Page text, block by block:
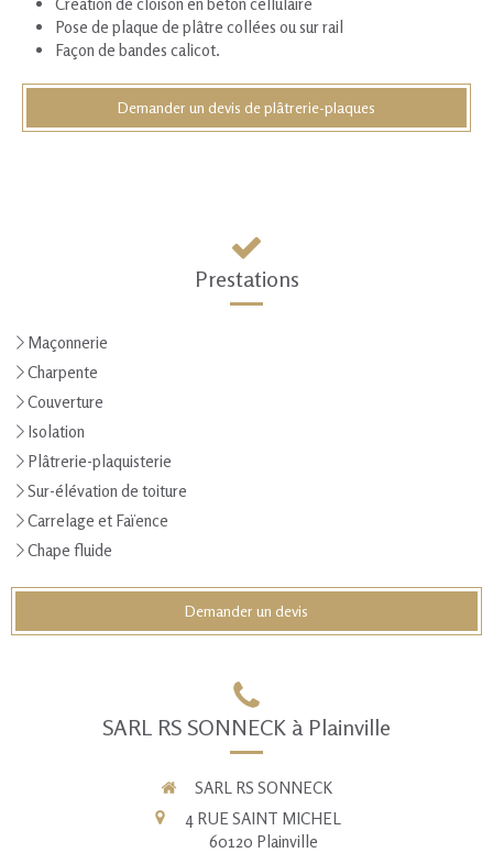
Pose de plaque de plâtre collées ou sur rail
Façon de bandes calicot.
Demander un devis de plâtrerie-plaques
Prestations
Maçonnerie
Charpente
Couverture
Isolation
Plâtrerie-plaquisterie
Sur-élévation de toiture
Carrelage et Faïence
Chape fluide
Demander un devis
SARL RS SONNECK à Plainville
SARL RS SONNECK
4 RUE SAINT MICHEL
60120 Plainville